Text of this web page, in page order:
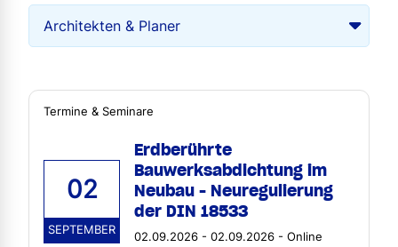
Termine & Seminare
02
SEPTEMBER
Erdberührte
Bauwerksabdichtung im
Neubau - Neuregulierung
der DIN 18533
02.09.2026 - 02.09.2026 - Online